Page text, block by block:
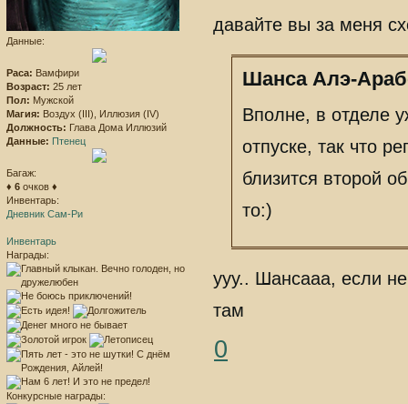
Данные:
Раса: Вамфири
Возраст: 25 лет
Пол: Мужской
Магия: Воздух (III), Иллюзия (IV)
Должность: Глава Дома Иллюзий
Данные: Птенец
Багаж:
♦ 6 очков ♦
Инвентарь:
Дневник Сам-Ри
Инвентарь
Награды:
Конкурсные награды:
давайте вы за меня
Шанса Алэ-
Вполне, в отделе
отпуске, так что
близится второй
то:)
ууу.. Шансааа, если
там
0